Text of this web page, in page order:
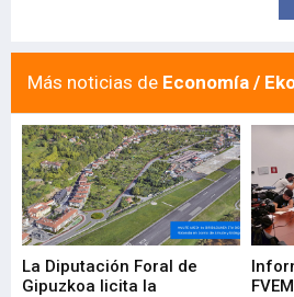
Más noticias de Economía /
La Diputación Foral de
Gipuzkoa licita la